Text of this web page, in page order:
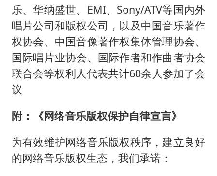
乐、华纳盛世、EMI、Sony/ATV等国内外
唱片公司和版权公司，以及中国音乐著作
权协会、中国音像著作权集体管理协会、
国际唱片业协会、国际作者和作曲者协会
联合会等权利人代表共计60余人参加了会
议
附：《网络音乐版权保护自律宣言》
为有效维护网络音乐版权秩序，建立良好
的网络音乐版权生态，我们承诺：